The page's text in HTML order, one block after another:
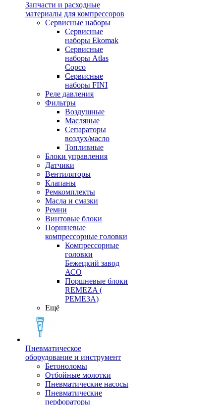
Запчасти и расходные
материалы для компрессоров
Cервисные наборы
Сервисные
наборы Ekomak
Cервисные
наборы Atlas
Copco
Сервисные
наборы FINI
Реле давления
Фильтры
Воздушные
Масляные
Сепараторы
воздух/масло
Топливные
Блоки управления
Датчики
Вентиляторы
Клапаны
Ремкомплекты
Масла и смазки
Ремни
Винтовые блоки
Поршневые
компрессорные головки
Компрессорные
головки
Бежецкий завод
АСО
Поршневые блоки
REMEZA (
РЕМЕЗА)
Ещё
Пневматическое
оборудование и инструмент
Бетоноломы
Отбойные молотки
Пневматические насосы
Пневматические
перфораторы